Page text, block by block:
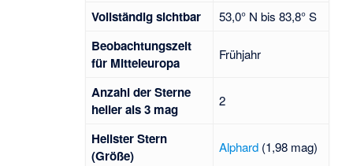
Voll­stän­dig sicht­bar 53,0° N bis 83,8° S
Beob­achtungs­zeit
für Mittel­europa
Frühjahr
Anzahl der Sterne
heller als 3 mag
2
Hellster Stern
(Größe)
Alphard (1,98 mag)